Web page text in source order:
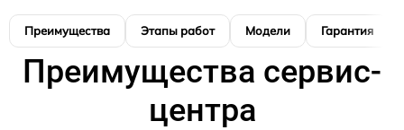
Преимущества Этапы работ Модели Гарантия
Преимущества сервис-
центра